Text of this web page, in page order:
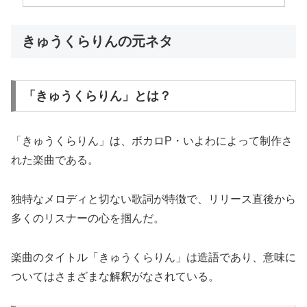
きゅうくらりんの元ネタ
「きゅうくらりん」とは？
「きゅうくらりん」は、ボカロP・いよわによって制作さ
れた楽曲である。
独特なメロディと切ない歌詞が特徴で、リリース直後から
多くのリスナーの心を掴んだ。
楽曲のタイトル「きゅうくらりん」は造語であり、意味に
ついてはさまざまな解釈がなされている。